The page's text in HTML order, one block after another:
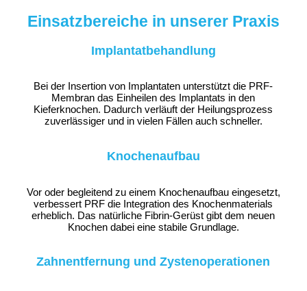
Einsatzbereiche in unserer Praxis
Implantatbehandlung
Bei der Insertion von Implantaten unterstützt die PRF-
Membran das Einheilen des Implantats in den
Kieferknochen. Dadurch verläuft der Heilungsprozess
zuverlässiger und in vielen Fällen auch schneller.
Knochenaufbau
Vor oder begleitend zu einem Knochenaufbau eingesetzt,
verbessert PRF die Integration des Knochenmaterials
erheblich. Das natürliche Fibrin-Gerüst gibt dem neuen
Knochen dabei eine stabile Grundlage.
Zahnentfernung und Zystenoperationen